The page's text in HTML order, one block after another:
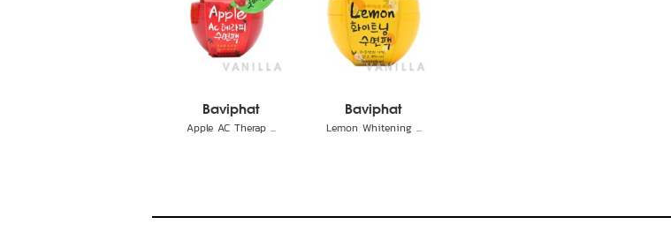
Baviphat
Apple AC Therap ...
Baviphat
Lemon Whitening ...